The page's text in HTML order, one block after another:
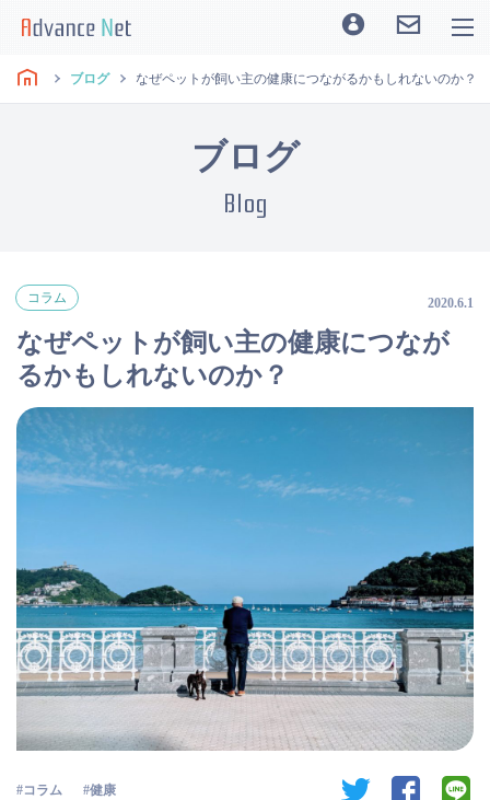
ブログ なぜペットが飼い主の健康につながるかもしれないのか？
ブログ
Blog
コラム 2020.6.1
なぜペットが飼い主の健康につなが
るかもしれないのか？
コラム 健康 twitter facebook